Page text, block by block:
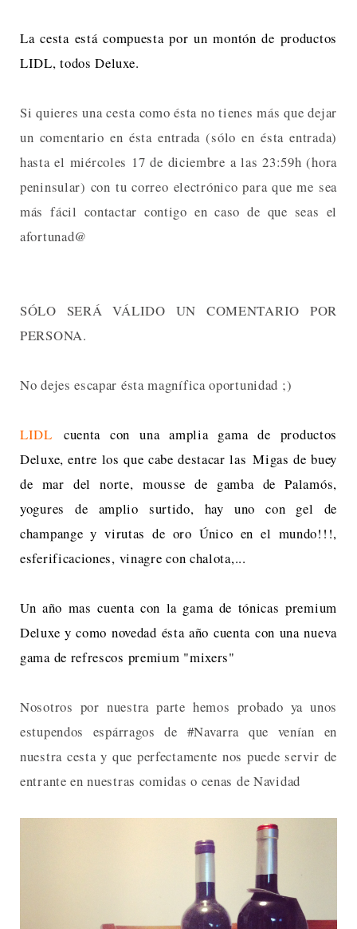
La cesta está compuesta por un montón de productos
LIDL, todos Deluxe.
Si quieres una cesta como ésta no tienes más que dejar
un comentario en ésta entrada (sólo en ésta entrada)
hasta el miércoles 17 de diciembre a las 23:59h (hora
peninsular) con tu correo electrónico para que me sea
más fácil contactar contigo en caso de que seas el
afortunad@
SÓLO SERÁ VÁLIDO UN COMENTARIO POR
PERSONA.
No dejes escapar ésta magnífica oportunidad ;)
LIDL cuenta con una amplia gama de productos
Deluxe, entre los que cabe destacar lasMigas de buey
de mar del norte, mousse de gamba de Palamós,
yogures de amplio surtido, hay uno con gel de
champange y virutas de oro Único en el mundo!!!,
esferificaciones, vinagre con chalota,...
Un año mas cuenta con la gama de tónicas premium
Deluxe y como novedad ésta año cuenta con una nueva
gama de refrescos premium "mixers"
Nosotros por nuestra parte hemos probado ya unos
estupendos espárragos de #Navarra que venían en
nuestra cesta y que perfectamente nos puede servir de
entrante en nuestras comidas o cenas de Navidad